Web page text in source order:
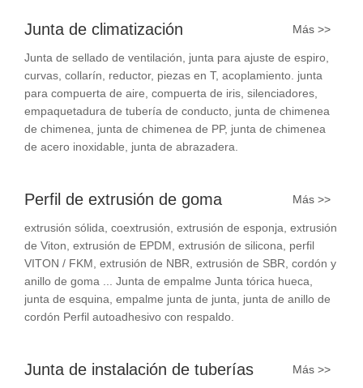
Junta de climatización Más >>
Junta de sellado de ventilación, junta para ajuste de espiro,
curvas, collarín, reductor, piezas en T, acoplamiento. junta
para compuerta de aire, compuerta de iris, silenciadores,
empaquetadura de tubería de conducto, junta de chimenea
de chimenea, junta de chimenea de PP, junta de chimenea
de acero inoxidable, junta de abrazadera.
Perfil de extrusión de goma Más >>
extrusión sólida, coextrusión, extrusión de esponja, extrusión
de Viton, extrusión de EPDM, extrusión de silicona, perfil
VITON / FKM, extrusión de NBR, extrusión de SBR, cordón y
anillo de goma ... Junta de empalme Junta tórica hueca,
junta de esquina, empalme junta de junta, junta de anillo de
cordón Perfil autoadhesivo con respaldo.
Junta de instalación de tuberías Más >>